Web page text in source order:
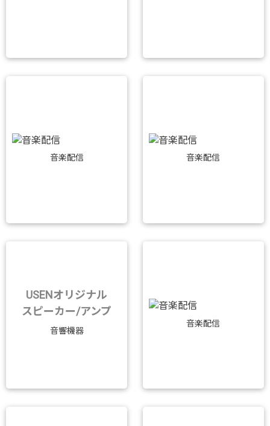
音楽配信 音楽配信
USENオリジナル
スピーカー/アンプ
音響機器
音楽配信